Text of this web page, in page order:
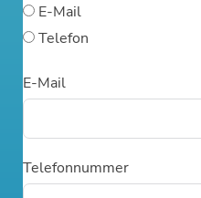
E-Mail
Telefon
E-Mail
Telefonnummer